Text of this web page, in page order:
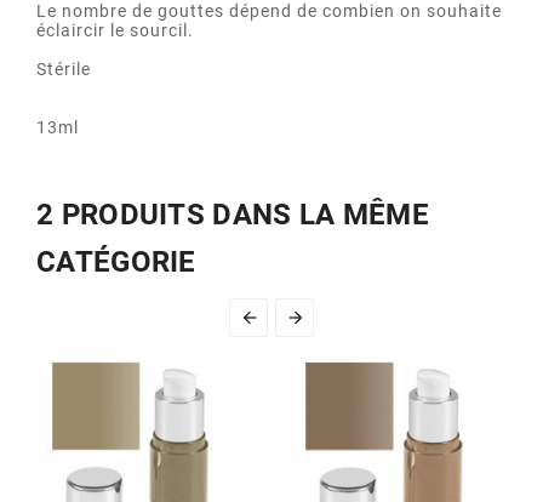
Le nombre de gouttes dépend de combien on souhaite
éclaircir le sourcil.
Stérile
13ml
2 PRODUITS DANS LA MÊME
CATÉGORIE
 